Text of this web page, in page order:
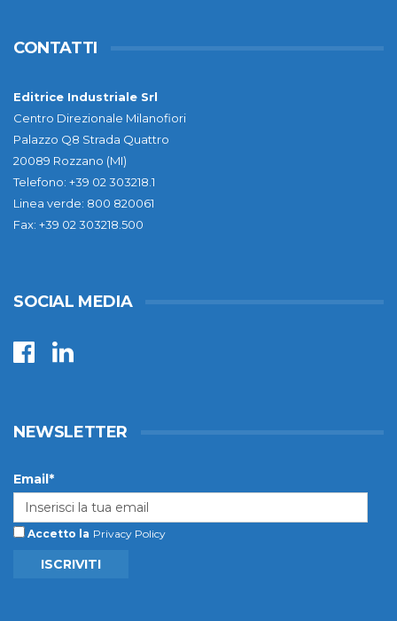
CONTATTI
Editrice Industriale Srl
Centro Direzionale Milanofiori
Palazzo Q8 Strada Quattro
20089 Rozzano (MI)
Telefono: +39 02 303218.1
Linea verde: 800 820061
Fax: +39 02 303218.500
SOCIAL MEDIA
NEWSLETTER
Email*
Accetto la Privacy Policy
ISCRIVITI